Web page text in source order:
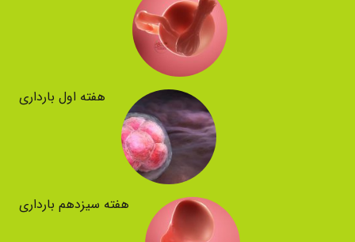
هفته اول بارداری
هفته سیزدهم بارداری